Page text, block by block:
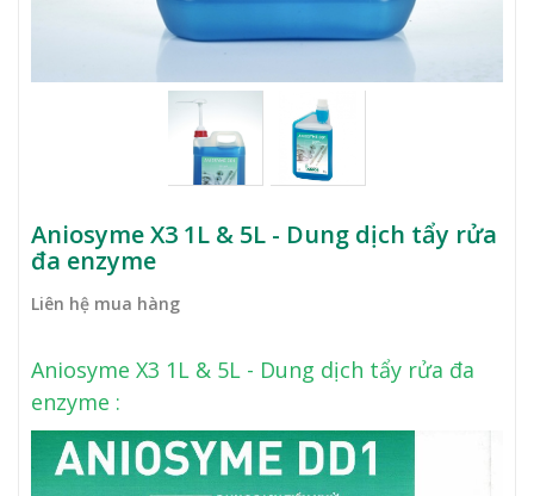
Aniosyme X3 1L & 5L - Dung dịch tẩy rửa
đa enzyme
Liên hệ mua hàng
Aniosyme X3 1L & 5L - Dung dịch tẩy rửa đa
enzyme :